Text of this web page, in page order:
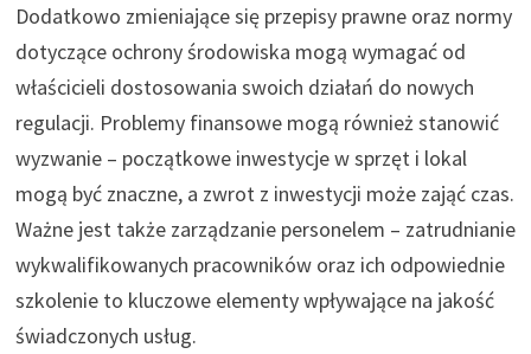
Dodatkowo zmieniające się przepisy prawne oraz normy
dotyczące ochrony środowiska mogą wymagać od
właścicieli dostosowania swoich działań do nowych
regulacji. Problemy finansowe mogą również stanowić
wyzwanie – początkowe inwestycje w sprzęt i lokal
mogą być znaczne, a zwrot z inwestycji może zająć czas.
Ważne jest także zarządzanie personelem – zatrudnianie
wykwalifikowanych pracowników oraz ich odpowiednie
szkolenie to kluczowe elementy wpływające na jakość
świadczonych usług.